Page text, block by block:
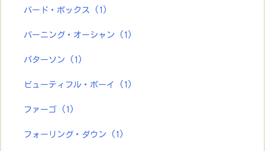
バード・ボックス (1)
バーニング・オーシャン (1)
パターソン (1)
ビューティフル・ボーイ (1)
ファーゴ (1)
フォーリング・ダウン (1)